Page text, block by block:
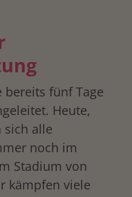
bereits fünf Tage
Heute,
sich alle
noch im
Stadium von
kämpfen viele